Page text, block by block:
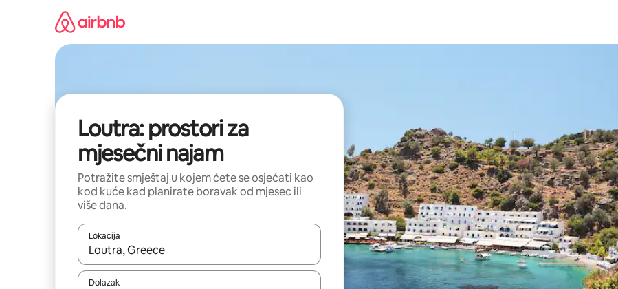
Loutra: prostori za
mjesečni najam
Potražite smještaj u kojem ćete se osjećati kao
kod kuće kad planirate boravak od mjesec ili
više dana.
Lokacija
Kada budu dostupni rezultati, moći ćete ih pregledati koristeći se strelicama prema gore i prema dolje, kao i dodirom ili
Dolazak